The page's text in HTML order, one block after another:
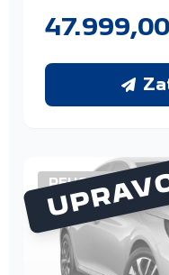
PEUGEOT